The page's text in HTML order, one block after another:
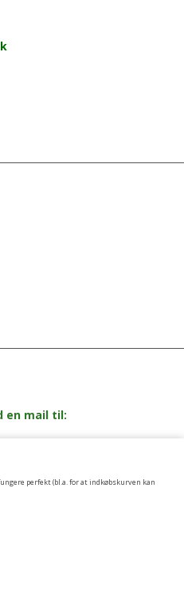
perfekt (bl.a. for at indkøbskurven kan
en mail til: